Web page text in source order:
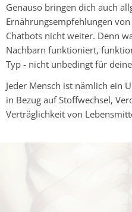
Genauso bringen dich auch
Ernährungsempfehlungen
Chatbots nicht weiter. Denn
Nachbarn funktioniert,
Typ - nicht unbedingt für
Jeder Mensch ist nämlich ein
in Bezug auf Stoffwechsel,
Verträglichkeit von